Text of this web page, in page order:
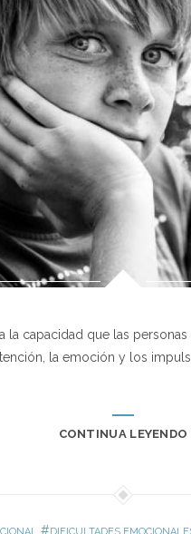
la capacidad que las
la emoción y los
CONTINUA LEYENDO
#DIFICULTADES